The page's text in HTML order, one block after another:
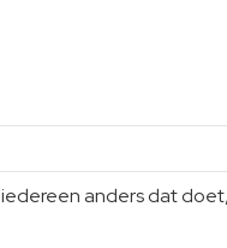
anders dat